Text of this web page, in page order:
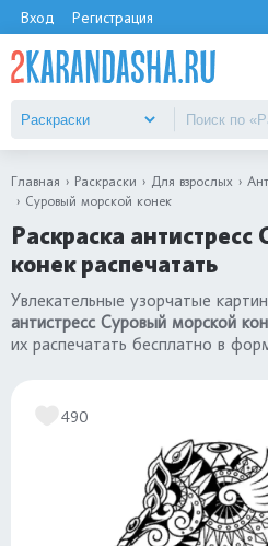
Вход Регистрация
Главная Раскраски Для взрослых
Суровый морской конек
Раскраска
конек распечатать
Увлекательные узорчатые
антистресс Суровый морской
их распечатать бесплатно в
490